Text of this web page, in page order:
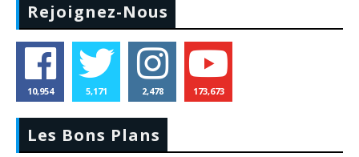
Rejoignez-Nous
10,954 5,171 2,478 173,673
Les Bons Plans